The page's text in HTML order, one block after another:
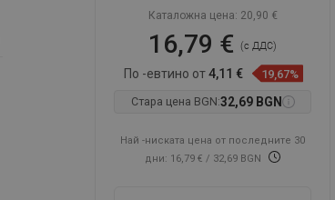
Каталожна цена: 20,90 €
16,79 €(с ДДС)
По -евтино от4,11 €
19,67%
Стара цена BGN:32,69 BGN
Най -ниската цена от последните 30
дни: 16,79 €/ 32,69 BGN